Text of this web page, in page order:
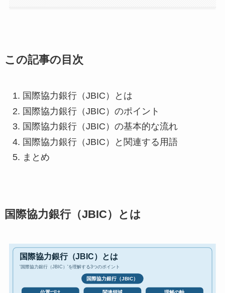
この記事の目次
国際協力銀行（JBIC）とは
国際協力銀行（JBIC）のポイント
国際協力銀行（JBIC）の基本的な流れ
国際協力銀行（JBIC）と関連する用語
まとめ
国際協力銀行（JBIC）とは